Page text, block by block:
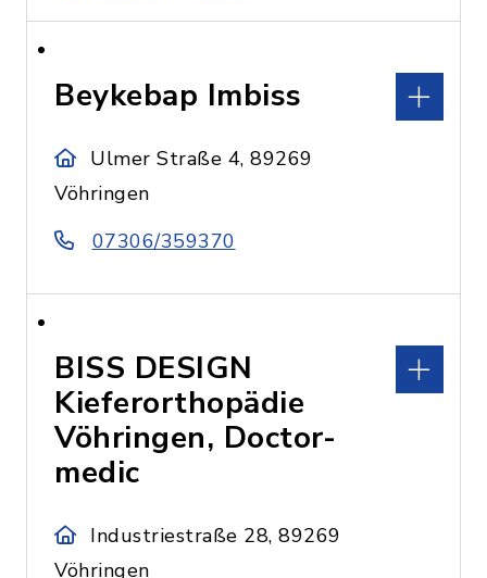
Beykebap Imbiss
Ulmer Straße 4, 89269
Vöhringen
07306/359370
BISS DESIGN
Kieferorthopädie
Vöhringen, Doctor-
medic
Industriestraße 28, 89269
Vöhringen